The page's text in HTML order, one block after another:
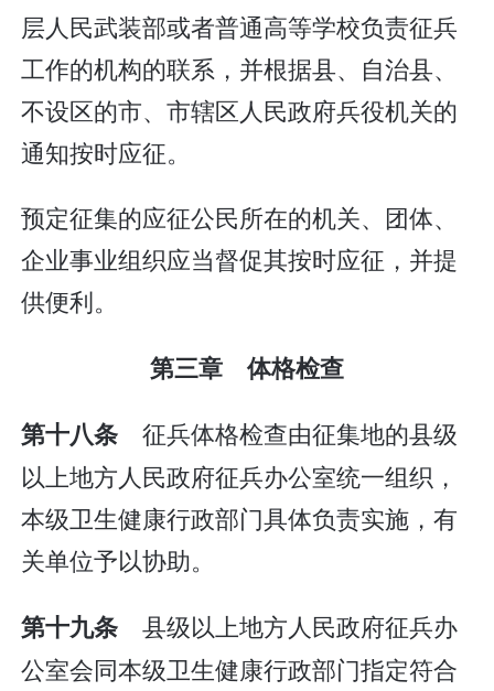
层人民武装部或者普通高等学校负责征兵
工作的机构的联系，并根据县、自治县、
不设区的市、市辖区人民政府兵役机关的
通知按时应征。
预定征集的应征公民所在的机关、团体、
企业事业组织应当督促其按时应征，并提
供便利。
第三章 体格检查
第十八条 征兵体格检查由征集地的县级
以上地方人民政府征兵办公室统一组织，
本级卫生健康行政部门具体负责实施，有
关单位予以协助。
第十九条 县级以上地方人民政府征兵办
公室会同本级卫生健康行政部门指定符合